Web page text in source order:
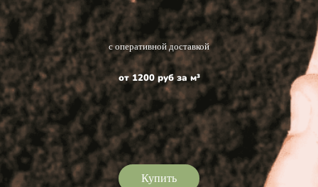
с оперативной доставкой
от 1200 руб за м³
Купить